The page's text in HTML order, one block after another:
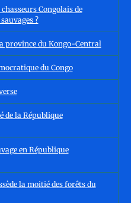
Congolais de
?
province du Kongo-Central
du Congo
la République
en République
la moitié des forêts du